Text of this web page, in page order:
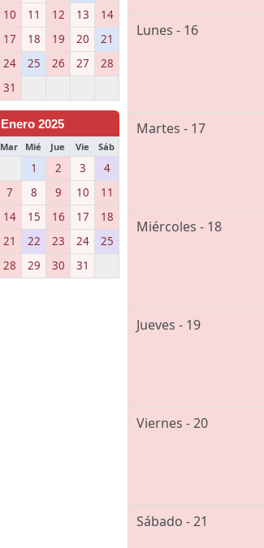
10 11 12 13
14
17 18 19 20
21
24 25 26 27
28
31
Enero 2025
Mar Mié Jue Vie Sáb
1 2 3
4
7 8 9 10
11
14 15 16 17
18
21 22 23 24
25
28 29 30 31
Lunes - 16
Martes - 17
Miércoles - 18
Jueves - 19
Viernes - 20
Sábado - 21